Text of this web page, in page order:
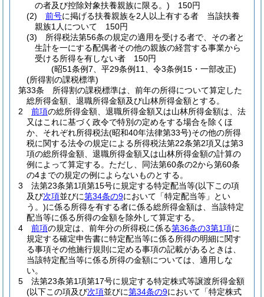
の者及び控除対象扶養親族に限る。) 150円
(2)
前号に掲げる扶養親族を2人以上有する者 当該扶養
親族1人について 150円
(3)
所得税法第56条の規定の適用を受ける者で、その者と
生計を一にする配偶者その他の親族の経営する事業から
受ける所得を有しない者 150円
(昭51条例7、平29条例11、令3条例15・一部改正)
(所得割の課税標準)
第33条
所得割の課税標準は、前年の所得について算定した
総所得金額、退職所得金額及び山林所得金額とする。
2
前項の総所得金額、退職所得金額又は山林所得金額は、法
又はこれに基づく政令で特別の定めをする場合を除くほ
か、それぞれ所得税法(昭和40年法律第33号)その他の所得
税に関する法令の規定による所得税法第22条第2項又は第3
項の総所得金額、退職所得金額又は山林所得金額の計算の
例によって算定する。 ただし、同法第60条の2から第60条
の4までの規定の例によらないものとする。
3
法第23条第1項第15号に規定する特定配当等(以下この項
及び次項並びに第34条の9において「特定配当等」とい
う。)に係る所得を有する者に係る総所得金額は、当該特定
配当等に係る所得の金額を除外して算定する。
4
前項の規定は、前年分の所得税に係る第36条の3第1項に
規定する確定申告書に特定配当等に係る所得の明細に関す
る事項その他施行規則に定める事項の記載があるときは、
当該特定配当等に係る所得の金額については、適用しな
い。
5
法第23条第1項第17号に規定する特定株式等譲渡所得金額
(以下この項及び次項並びに第34条の9において「特定株式